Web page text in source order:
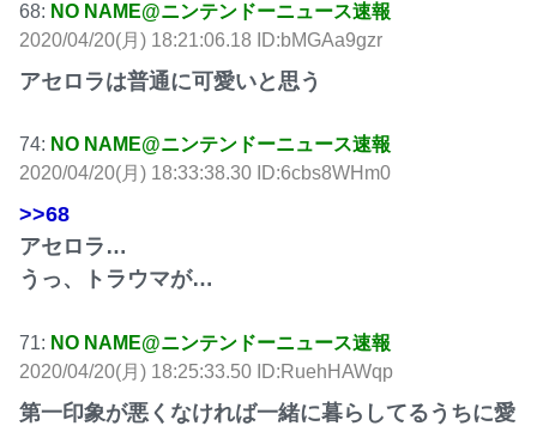
68: NO NAME@ニンテンドーニュース速報
2020/04/20(月) 18:21:06.18 ID:bMGAa9gzr
アセロラは普通に可愛いと思う
74: NO NAME@ニンテンドーニュース速報
2020/04/20(月) 18:33:38.30 ID:6cbs8WHm0
>>68
アセロラ…
うっ、トラウマが…
71: NO NAME@ニンテンドーニュース速報
2020/04/20(月) 18:25:33.50 ID:RuehHAWqp
第一印象が悪くなければ一緒に暮らしてるうちに愛